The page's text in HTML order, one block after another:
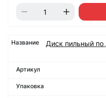
Диск пильный